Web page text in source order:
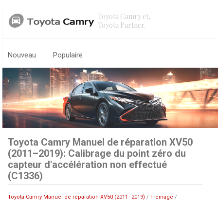
Toyota Camry et,
Toyota Partner.
Nouveau Populaire
Toyota Camry Manuel de réparation XV50
(2011–2019): Calibrage du point zéro du
capteur d'accélération non effectué
(C1336)
Toyota Camry Manuel de réparation XV50 (2011–2019) / Freinage /